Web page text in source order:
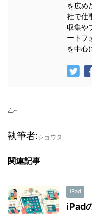
を広め
社で仕
収集や
ートフ
を中心
-
執筆者:ショウタ
関連記事
iPad
iPad